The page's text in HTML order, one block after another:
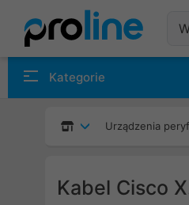
Kategorie
Urządzenia
Kabel Cisco